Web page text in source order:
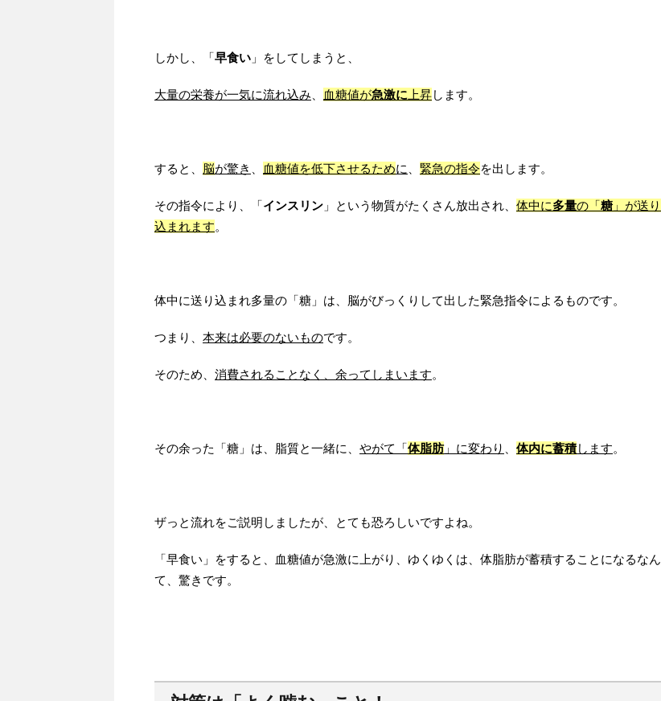
しかし、「早食い 」をしてしまうと、
大量の栄養が一気に流れ込み 血糖値が急激に 上昇します。
すると、 脳が驚き 血糖値を低下させるために 緊急の指令を出します。
その指令により、「インスリン 」という物質がたくさん放出され、 体中に多量の「糖」が送り
込まれます。
体中に送り込まれ多量の「糖」は、脳がびっくりして出した緊急指令によるものです。
つまり、 本来は必要のないものです。
そのため、 消費されることなく、余ってしまいます。
その余った「糖」は、脂質と一緒に、 やがて「体脂肪」に変わり 体内に蓄積します。
ザっと流れをご説明しましたが、とても恐ろしいですよね。
「早食い」をすると、血糖値が急激に上がり、ゆくゆくは、体脂肪が蓄積することになるなん
て、驚きです。